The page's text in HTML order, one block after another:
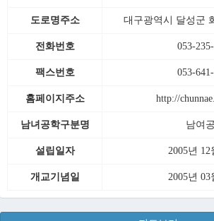
도로명주소 대구광역시 달성군
전화번호 053-
팩스번호 053-
홈페이지주소 http://
남녀공학구분명 남여
설립일자 2005년 12
개교기념일 2005년 03